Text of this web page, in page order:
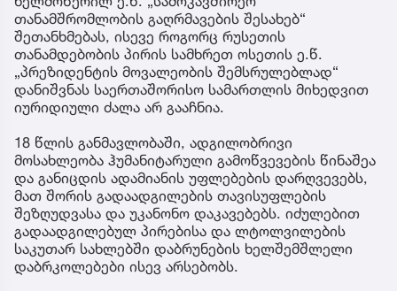
თანამშრომლობის გაღრმავების შესახებ“
შეთანხმებას, ისევე როგორც რუსეთის
თანამდებობის პირის სამხრეთ ოსეთის ე.წ.
„პრეზიდენტის მოვალეობის შემსრულებლად“
დანიშვნას საერთაშორისო სამართლის მიხედვით
იურიდიული ძალა არ გააჩნია.
18 წლის განმავლობაში, ადგილობრივი
მოსახლეობა ჰუმანიტარული გამოწვევების წინაშეა
და განიცდის ადამიანის უფლებების დარღვევებს,
მათ შორის გადაადგილების თავისუფლების
შეზღუდვასა და უკანონო დაკავებებს. იძულებით
გადაადგილებულ პირებისა და ლტოლვილების
საკუთარ სახლებში დაბრუნების ხელშემშლელი
დაბრკოლებები ისევ არსებობს.